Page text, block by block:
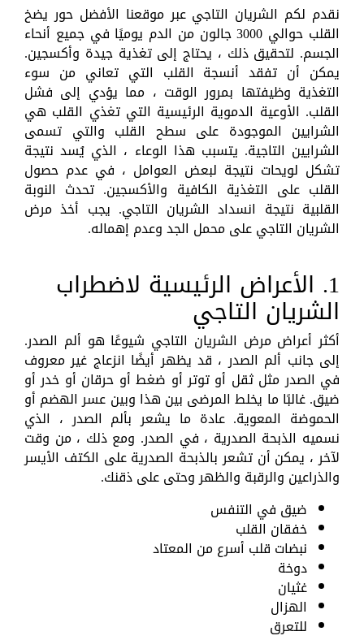
نقدم لكم الشريان التاجي عبر موقعنا الأفضل حور يضخ
القلب حوالي 3000 جالون من الدم يوميًا في جميع أنحاء
الجسم. لتحقيق ذلك ، يحتاج إلى تغذية جيدة وأكسجين.
يمكن أن تفقد أنسجة القلب التي تعاني من سوء
التغذية وظيفتها بمرور الوقت ، مما يؤدي إلى فشل
القلب. الأوعية الدموية الرئيسية التي تغذي القلب هي
الشرايين الموجودة على سطح القلب والتي تسمى
الشرايين التاجية. يتسبب هذا الوعاء ، الذي يُسد نتيجة
تشكل لويحات نتيجة لبعض العوامل ، في عدم حصول
القلب على التغذية الكافية والأكسجين. تحدث النوبة
القلبية نتيجة انسداد الشريان التاجي. يجب أخذ مرض
الشريان التاجي على محمل الجد وعدم إهماله.
1. الأعراض الرئيسية لاضطراب
الشريان التاجي
أكثر أعراض مرض الشريان التاجي شيوعًا هو ألم الصدر.
إلى جانب ألم الصدر ، قد يظهر أيضًا انزعاج غير معروف
في الصدر مثل ثقل أو توتر أو ضغط أو حرقان أو خدر أو
ضيق. غالبًا ما يخلط المرضى بين هذا وبين عسر الهضم أو
الحموضة المعوية. عادة ما يشعر بألم الصدر ، الذي
نسميه الذبحة الصدرية ، في الصدر. ومع ذلك ، من وقت
لآخر ، يمكن أن تشعر بالذبحة الصدرية على الكتف الأيسر
والذراعين والرقبة والظهر وحتى على ذقنك.
ضيق في التنفس
خفقان القلب
نبضات قلب أسرع من المعتاد
دوخة
غثيان
الهزال
للتعرق